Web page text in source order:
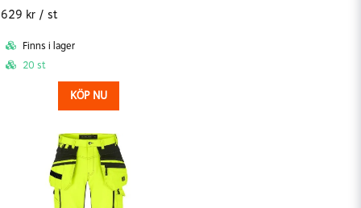
629 kr / st
Finns i lager
20 st
KÖP NU